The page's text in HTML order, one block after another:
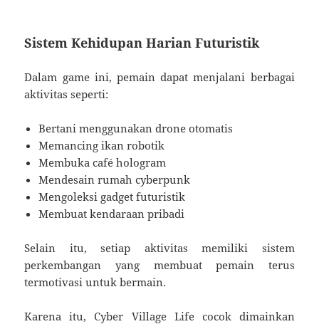
Sistem Kehidupan Harian Futuristik
Dalam game ini, pemain dapat menjalani berbagai
aktivitas seperti:
Bertani menggunakan drone otomatis
Memancing ikan robotik
Membuka café hologram
Mendesain rumah cyberpunk
Mengoleksi gadget futuristik
Membuat kendaraan pribadi
Selain itu, setiap aktivitas memiliki sistem
perkembangan yang membuat pemain terus
termotivasi untuk bermain.
Karena itu, Cyber Village Life cocok dimainkan